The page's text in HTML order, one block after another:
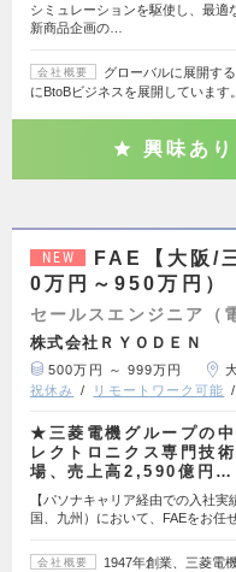
シミュレーションを駆使し、最適
新商品企画の…
会社概要
グローバルに展開す
にBtoBビジネスを展開していま
興味あり
NEW
FAE【大阪/
0万円～950万円）
セールスエンジニア（
株式会社ＲＹＯＤＥＮ
500万円 ～ 999万円
祝休み
リモートワーク可能
★三菱電機グループの
レクトロニクス専門技
場、売上高2,590億円…
【パソナキャリア経由での入社
国、九州）において、FAEをお任
会社概要
1947年創業、三菱電